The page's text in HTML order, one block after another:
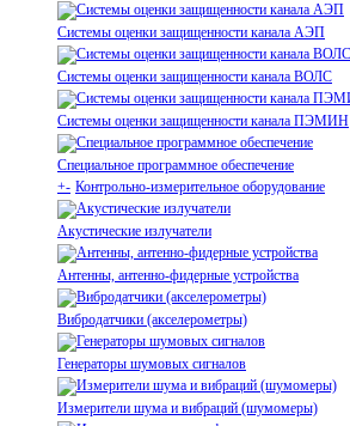
Системы оценки защищенности канала АЭП
Системы оценки защищенности канала ВОЛС
Системы оценки защищенности канала ПЭМИН
Специальное программное обеспечение
+- Контрольно-измерительное оборудование
Акустические излучатели
Антенны, антенно-фидерные устройства
Вибродатчики (акселерометры)
Генераторы шумовых сигналов
Измерители шума и вибраций (шумомеры)